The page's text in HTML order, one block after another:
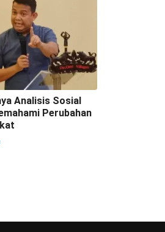
Analisis Sosial
Perubahan